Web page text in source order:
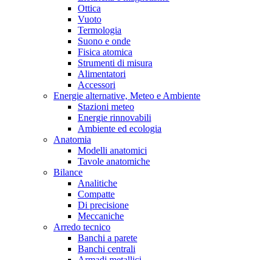
Ottica
Vuoto
Termologia
Suono e onde
Fisica atomica
Strumenti di misura
Alimentatori
Accessori
Energie alternative, Meteo e Ambiente
Stazioni meteo
Energie rinnovabili
Ambiente ed ecologia
Anatomia
Modelli anatomici
Tavole anatomiche
Bilance
Analitiche
Compatte
Di precisione
Meccaniche
Arredo tecnico
Banchi a parete
Banchi centrali